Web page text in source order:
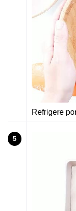
Refrigere
5